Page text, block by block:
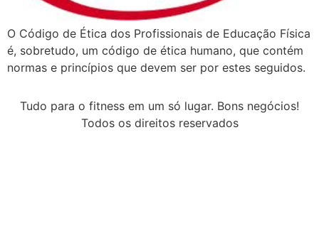
O Código de Ética dos Profissionais de Educação Física
é, sobretudo, um código de ética humano, que contém
normas e princípios que devem ser por estes seguidos.
Tudo para o fitness em um só lugar. Bons negócios!
Todos os direitos reservados